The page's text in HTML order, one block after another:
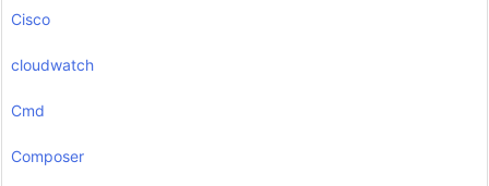
Cisco
cloudwatch
Cmd
Composer